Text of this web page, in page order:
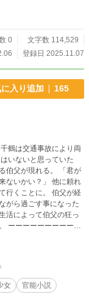
0
文字数 114,529
登録日 2025.11.07
入り追加 165
鶴は交通事故により両
いないと思っていた
伯父が現れる。 「君が
ないかい？」 他に頼れ
行くことに。 伯父が経
がら過ごす事になった
活によって伯父の狂っ
るタイ
要素の注釈が入りま
助長する目的で書かれ
娯楽としての読み物と
女
官能小説